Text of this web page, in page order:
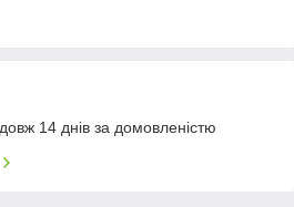
14 днів за домовленістю